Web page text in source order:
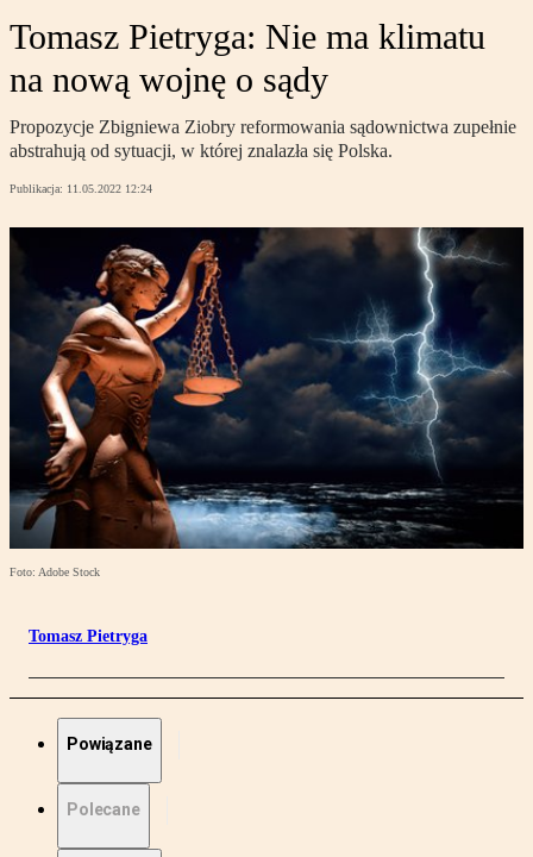
Tomasz Pietryga: Nie ma klimatu
na nową wojnę o sądy
Propozycje Zbigniewa Ziobry reformowania sądownictwa zupełnie
abstrahują od sytuacji, w której znalazła się Polska.
Publikacja: 11.05.2022 12:24
Foto: Adobe Stock
Tomasz Pietryga
Powiązane
Polecane